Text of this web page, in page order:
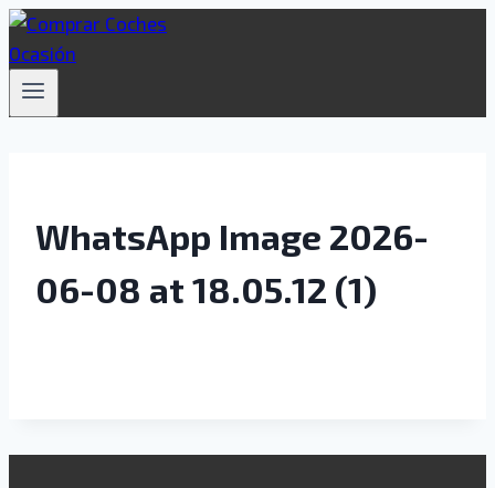
Saltar
al
contenido
WhatsApp Image 2026-
06-08 at 18.05.12 (1)